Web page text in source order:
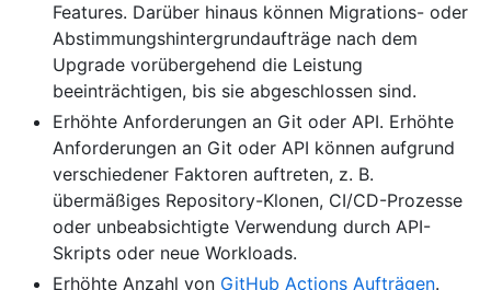
Features. Darüber hinaus können Migrations- oder
Abstimmungshintergrundaufträge nach dem
Upgrade vorübergehend die Leistung
beeinträchtigen, bis sie abgeschlossen sind.
Erhöhte Anforderungen an Git oder API. Erhöhte
Anforderungen an Git oder API können aufgrund
verschiedener Faktoren auftreten, z. B.
übermäßiges Repository-Klonen, CI/CD-Prozesse
oder unbeabsichtigte Verwendung durch API-
Skripts oder neue Workloads.
Erhöhte Anzahl von GitHub Actions Aufträgen.